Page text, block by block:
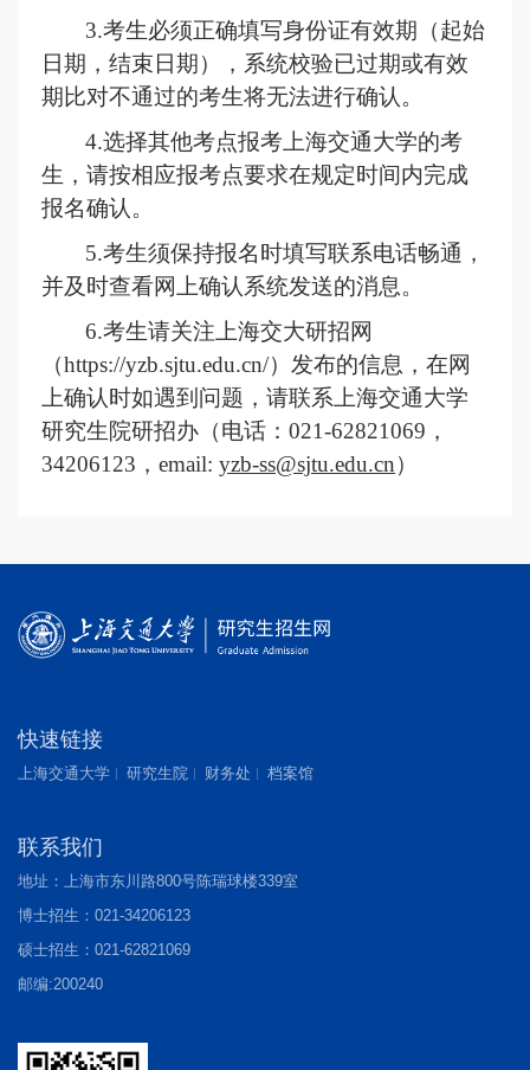
3.考生必须正确填写身份证有效期（起始
日期，结束日期），系统校验已过期或有效
期比对不通过的考生将无法进行确认。
4.选择其他考点报考上海交通大学的考
生， 请按相应报考点要求在规定时间内完成
报名确认。
5.考生须保持报名时填写联系电话畅通，
并及时查看网上确认系统发送的消息。
6.考生请关注上海交大研招网
（https://yzb.sjtu.edu.cn/）发布的信息，在网
上确认时如遇到问题，请联系上海交通大学
研究生院研招办（电话：021-62821069，
34206123，email: yzb-ss@sjtu.edu.cn）
快速链接
上海交通大学 研究生院 财务处 档案馆
联系我们
地址：上海市东川路800号陈瑞球楼339室
博士招生：021-34206123
硕士招生：021-62821069
邮编:200240